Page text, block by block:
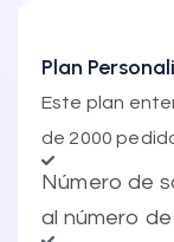
Plan
Este plan
de 2000
Número de
al número